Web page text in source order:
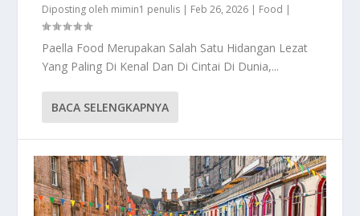
Diposting oleh mimin1 penulis | Feb 26, 2026 | Food |
Paella Food Merupakan Salah Satu Hidangan Lezat
Yang Paling Di Kenal Dan Di Cintai Di Dunia,...
BACA SELENGKAPNYA